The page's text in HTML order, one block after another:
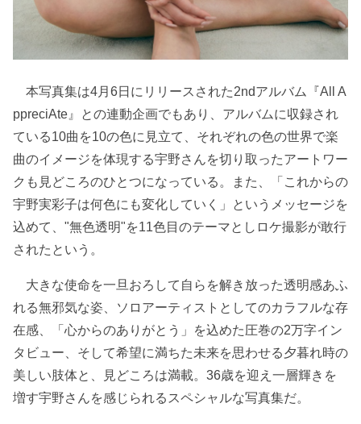
本写真集は4月6日にリリースされた2ndアルバム『All A
ppreciAte』との連動企画でもあり、アルバムに収録され
ている10曲を10の色に見立て、それぞれの色の世界で楽
曲のイメージを体現する宇野さんを切り取ったアートワー
クも見どころのひとつになっている。また、「これからの
宇野実彩子は何色にも変化していく」というメッセージを
込めて、"無色透明"を11色目のテーマとしロケ撮影が敢行
されたという。
大きな使命を一旦おろして自らを解き放った透明感あふ
れる無邪気な姿、ソロアーティストとしてのカラフルな存
在感、「心からのありがとう」を込めた圧巻の2万字イン
タビュー、そして希望に満ちた未来を思わせる夕暮れ時の
美しい肢体と、見どころは満載。36歳を迎え一層輝きを
増す宇野さんを感じられるスペシャルな写真集だ。